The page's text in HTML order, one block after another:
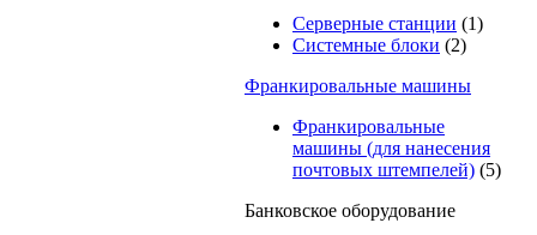
Серверные станции (1)
Системные блоки (2)
Франкировальные машины
Франкировальные
машины (для нанесения
почтовых штемпелей) (5)
Банковское оборудование